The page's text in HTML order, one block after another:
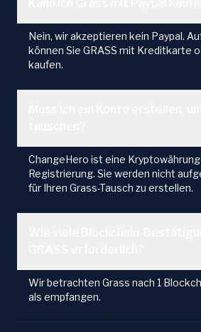
Nein, wir akzeptieren kein Paypal.
können Sie GRASS mit Kreditkarte
kaufen.
ChangeHero ist eine
Registrierung. Sie werden nicht
für Ihren Grass-Tausch zu erstellen.
Wir betrachten Grass nach 1
als empfangen.